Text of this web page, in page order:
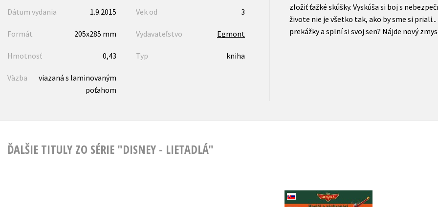
Dátum vydania 1.9.2015 Vek od 3
Formát 205x285 mm Vydavateľstvo Egmont
Hmotnosť 0,43 Typ kniha
Väzba
viazaná s laminovaným
poťahom
zložiť ťažké skúšky. Vyskúša si boj s
živote nie je všetko tak, ako by sme si
prekážky a splní si svoj sen? Nájde nový
ĎALŠIE TITULY ZO SÉRIE "DISNEY - LIETADLÁ"